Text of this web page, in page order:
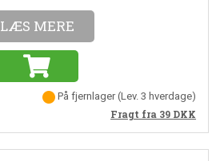
LÆS MERE
På fjernlager(Lev. 3 hverdage)
Fragt fra 39 DKK